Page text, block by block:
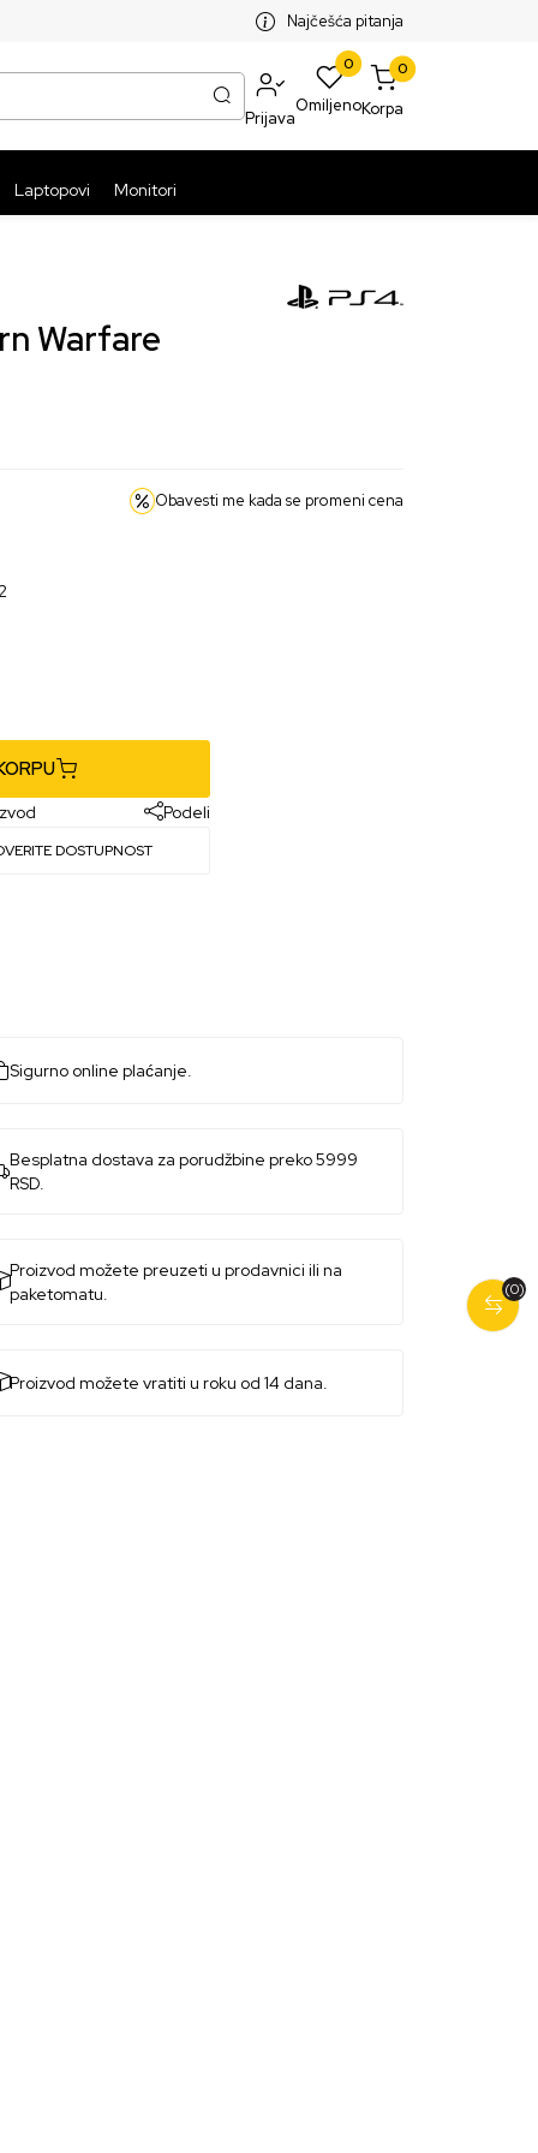
ISPORUKA PAKETA PREKO 5999 RSDNajčešća pitanja
Prijava
0
Omiljeno
0
Korpa
Laptopovi Monitori
Warfare
Obavesti me kada se promeni cena
Podeli
DOSTUPNOST
(0)
Sigurno online plaćanje.
Besplatna dostava za porudžbine preko 5999
RSD.
Proizvod možete preuzeti u prodavnici ili na
paketomatu.
Proizvod možete vratiti u roku od 14 dana.